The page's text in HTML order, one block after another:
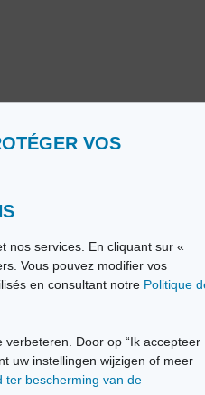
VOS
nos services. En cliquant sur «
Vous pouvez modifier vos
en consultant notre Politique
Door op “Ik accepteer
uw instellingen wijzigen of meer
ter bescherming van de
sa, 2014-2026 - Tous droits réservés |
Dernière mise à